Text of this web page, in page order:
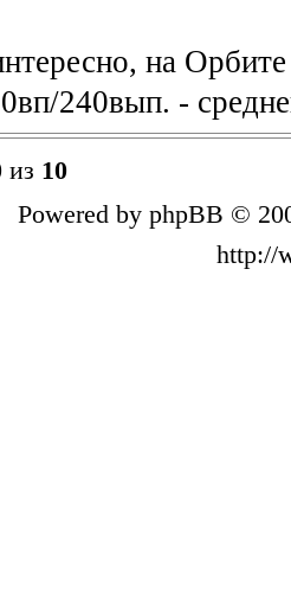
на Орбите
240вып. -
из 10
Powered by phpBB ©
http://